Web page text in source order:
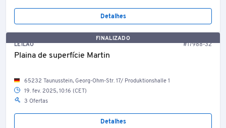
Detalhes
FINALIZADO
LEILÃO
#17988-32
Plaina de superfície Martin
65232 Taunusstein, Georg-Ohm-Str. 17/ Produktionshalle 1
19. fev. 2025, 10:16 (CET)
3 Ofertas
Detalhes